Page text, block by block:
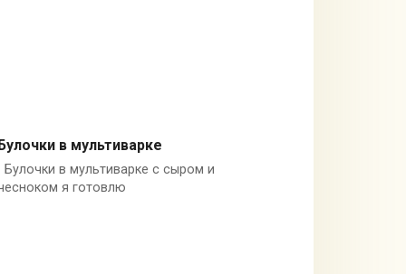
Хлеб
в мультиварке
в мультиварке с сыром и
я готовлю